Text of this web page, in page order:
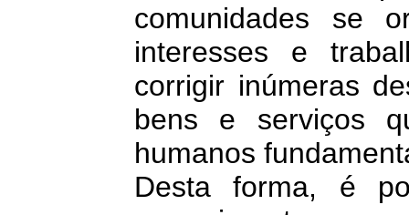
comunidades se
interesses e
corrigir inúmeras
bens e serviços
humanos
Desta forma, é